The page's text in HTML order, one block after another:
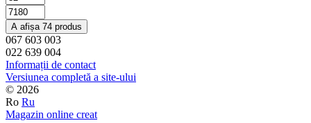
A afișa 74 produs
067 603 003
022 639 004
Informații de contact
Versiunea completă a site-ului
© 2026
Ro Ru
Magazin online creat